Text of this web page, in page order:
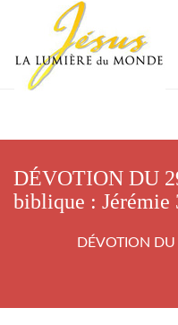
DÉVOTION DU
biblique : Jérémie
DÉVOTION